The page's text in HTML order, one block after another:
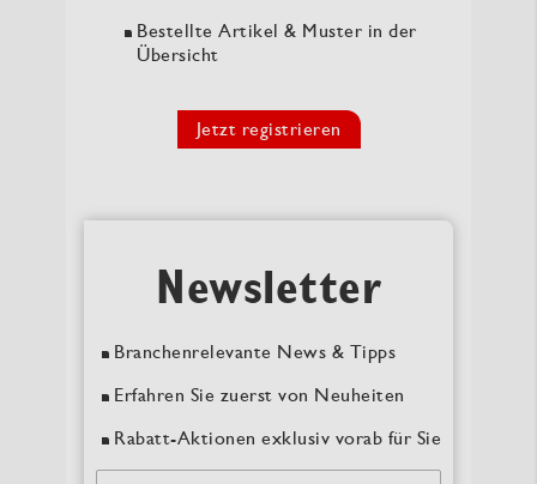
Newsletter
Branchenrelevante News & Tipps
Erfahren Sie zuerst von Neuheiten
Rabatt-Aktionen exklusiv vorab für Sie
Bestellte Artikel & Muster in der
Übersicht
Jetzt registrieren